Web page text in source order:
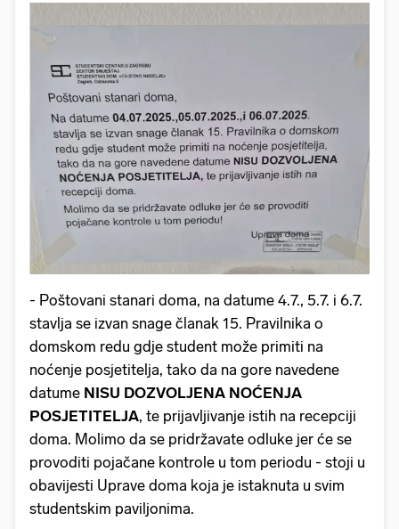
- Poštovani stanari doma, na datume 4.7., 5.7. i 6.7.
stavlja se izvan snage članak 15. Pravilnika o
domskom redu gdje student može primiti na
noćenje posjetitelja, tako da na gore navedene
datume NISU DOZVOLJENA NOĆENJA
POSJETITELJA, te prijavljivanje istih na recepciji
doma. Molimo da se pridržavate odluke jer će se
provoditi pojačane kontrole u tom periodu - stoji u
obavijesti Uprave doma koja je istaknuta u svim
studentskim paviljonima.